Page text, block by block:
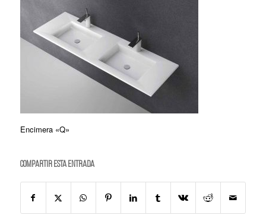
Encimera «Q»
Compartir esta entrada